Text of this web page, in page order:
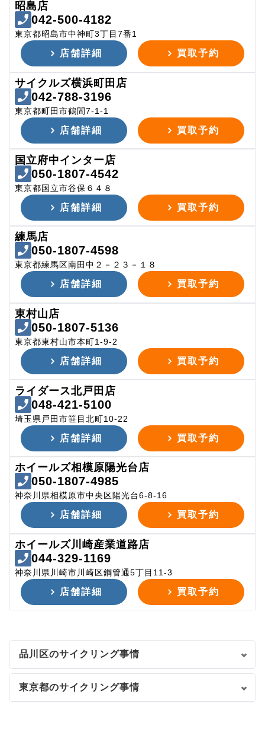
昭島店
042-500-4182
東京都昭島市中神町3丁目7番1
店舗詳細 買取予約
サイクルズ横浜町田店
042-788-3196
東京都町田市鶴間7-1-1
店舗詳細 買取予約
国立府中インター店
050-1807-4542
東京都国立市谷保６４８
店舗詳細 買取予約
練馬店
050-1807-4598
東京都練馬区南田中２－２３－１８
店舗詳細 買取予約
東村山店
050-1807-5136
東京都東村山市本町1-9-2
店舗詳細 買取予約
ライダース北戸田店
048-421-5100
埼玉県戸田市笹目北町10-22
店舗詳細 買取予約
ホイールズ相模原陽光台店
050-1807-4985
神奈川県相模原市中央区陽光台6-8-16
店舗詳細 買取予約
ホイールズ川崎産業道路店
044-329-1169
神奈川県川崎市川崎区鋼管通5丁目11-3
店舗詳細 買取予約
品川区のサイクリング事情
東京都のサイクリング事情